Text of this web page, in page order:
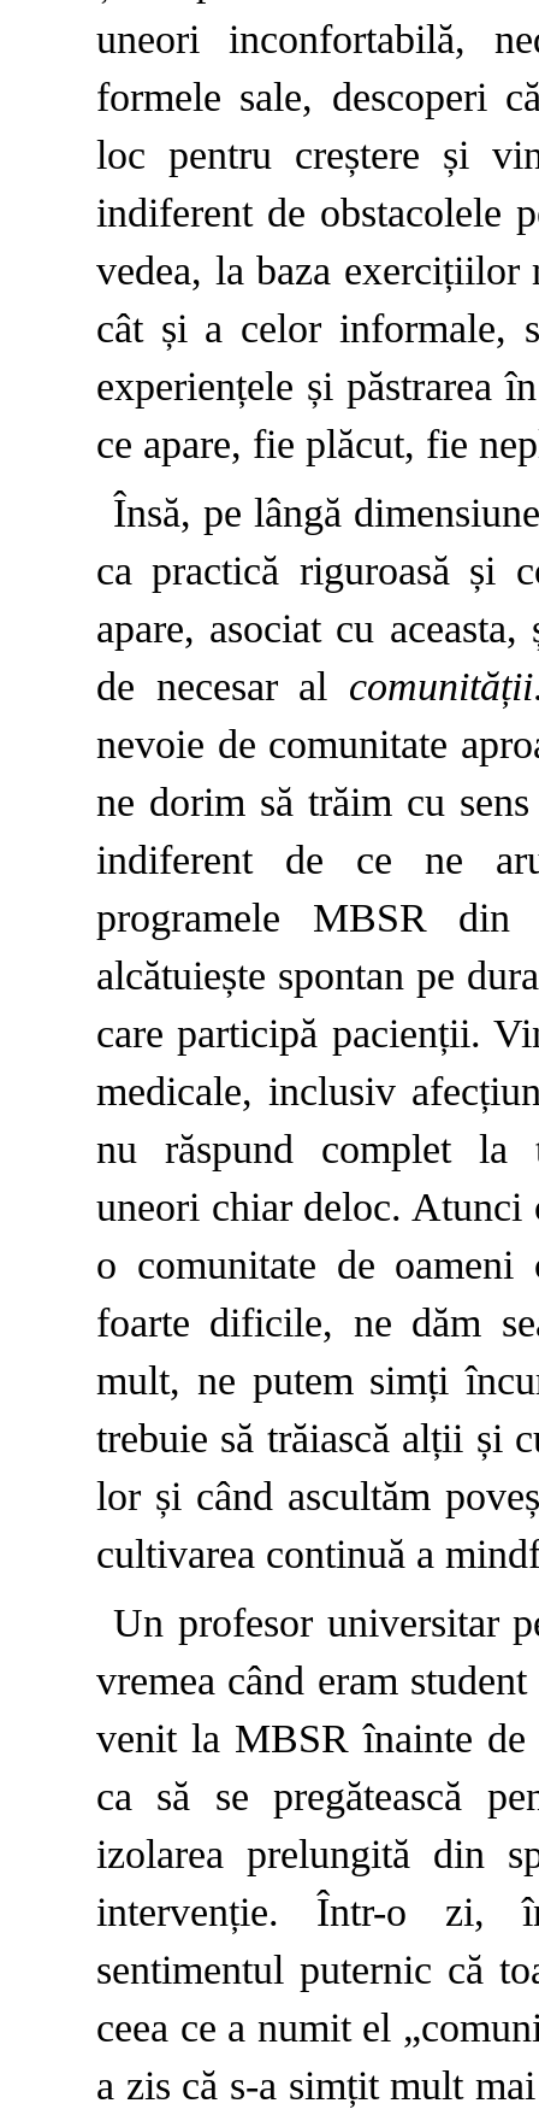
uneori inconfortabilă,
formele sale, descoperi
loc pentru creștere și
indiferent de obstacolele
vedea, la baza exercițiilor
cât și a celor informale,
experiențele și păstrarea
ce apare, fie plăcut, fie
Însă, pe lângă
ca practică riguroasă și
apare, asociat cu
de necesar al comunității
nevoie de comunitate
ne dorim să trăim cu
indiferent de ce ne
programele MBSR din
alcătuiește spontan pe
care participă pacienții.
medicale, inclusiv
nu răspund complet la
uneori chiar deloc. Atunci
o comunitate de
foarte dificile, ne dăm
mult, ne putem simți
trebuie să trăiască alții și
lor și când ascultăm
cultivarea continuă a
Un profesor universitar
vremea când eram
venit la MBSR înainte de
ca să se pregătească
izolarea prelungită din
intervenție. Într-o zi,
sentimentul puternic că
ceea ce a numit el
a zis că s-a simțit mult